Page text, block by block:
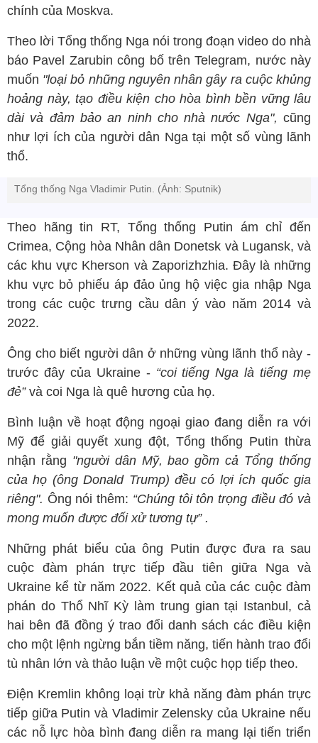
chính của Moskva.
Theo lời Tổng thống Nga nói trong đoạn video do nhà
báo Pavel Zarubin công bố trên Telegram, nước này
muốn "loại bỏ những nguyên nhân gây ra cuộc khủng
hoảng này, tạo điều kiện cho hòa bình bền vững lâu
dài và đảm bảo an ninh cho nhà nước Nga", cũng
như lợi ích của người dân Nga tại một số vùng lãnh
thổ.
Tổng thống Nga Vladimir Putin. (Ảnh: Sputnik)
Theo hãng tin RT, Tổng thống Putin ám chỉ đến
Crimea, Cộng hòa Nhân dân Donetsk và Lugansk, và
các khu vực Kherson và Zaporizhzhia. Đây là những
khu vực bỏ phiếu áp đảo ủng hộ việc gia nhập Nga
trong các cuộc trưng cầu dân ý vào năm 2014 và
2022.
Ông cho biết người dân ở những vùng lãnh thổ này -
trước đây của Ukraine - “coi tiếng Nga là tiếng mẹ
đẻ”và coi Nga là quê hương của họ.
Bình luận về hoạt động ngoại giao đang diễn ra với
Mỹ để giải quyết xung đột, Tổng thống Putin thừa
nhận rằng "người dân Mỹ, bao gồm cả Tổng thống
của họ (ông Donald Trump) đều có lợi ích quốc gia
riêng". Ông nói thêm: “Chúng tôi tôn trọng điều đó và
mong muốn được đối xử tương tự” .
Những phát biểu của ông Putin được đưa ra sau
cuộc đàm phán trực tiếp đầu tiên giữa Nga và
Ukraine kể từ năm 2022. Kết quả của các cuộc đàm
phán do Thổ Nhĩ Kỳ làm trung gian tại Istanbul, cả
hai bên đã đồng ý trao đổi danh sách các điều kiện
cho một lệnh ngừng bắn tiềm năng, tiến hành trao đổi
tù nhân lớn và thảo luận về một cuộc họp tiếp theo.
Điện Kremlin không loại trừ khả năng đàm phán trực
tiếp giữa Putin và Vladimir Zelensky của Ukraine nếu
các nỗ lực hòa bình đang diễn ra mang lại tiến triển